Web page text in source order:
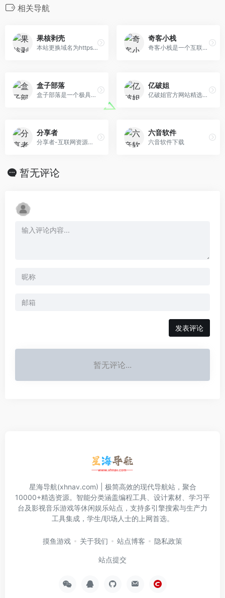
相关导航
果核剥壳
本站更换域名为https://www.ghxi.com。果核剥壳是一家综合科技站点，看新闻，分享破解软件、绿色软件，Windows系统。守住互联网最后的一片净土。
奇客小栈
奇客小栈是一个互联网分享类网站，专注于分享精品软件资源。站内提供的常用软件具有去广告，无病毒，安装简便等优点，为您提供一个干净、清爽的系统环境。欢迎转发，不必署名。
盒子部落
盒子部落是一个极具特色的资源网站，本网站专注于推荐优秀软件、APP应用和互联网资源，每篇图文评测都极其用心。你在这里可以免费获取我们精选的优秀软件应用、装机必备软件，我们每天都会分享大量的软件，为您提供优质的软件及下载服务。
亿破姐
亿破姐官方网站精选互联网优秀软件分享、电脑技术、经验教程、SEO网站优化教程、IT科技资讯为一体的的站点、安全、绿色、放心、YPOJIE.COM找你所需要的给你我分享的。
分享者
分享者-互联网资源分享交流平台，专注收集分享优质软件、电视盒子软件、手机软件等资源，并推荐各类互联网好玩的事物！
六音软件
六音软件下载
暂无评论
发表评论
暂无评论...
星海导航(xhnav.com) | 极简高效的现代导航站，聚合
10000+精选资源。智能分类涵盖编程工具、设计素材、学习平
台及影视音乐游戏等休闲娱乐站点，支持多引擎搜索与生产力
工具集成，学生/职场人士的上网首选。
摸鱼游戏 关于我们 站点博客 隐私政策
站点提交